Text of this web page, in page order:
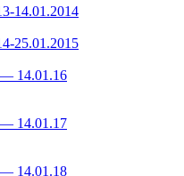
14.01.2014
25.01.2015
— 14.01.16
— 14.01.17
— 14.01.18